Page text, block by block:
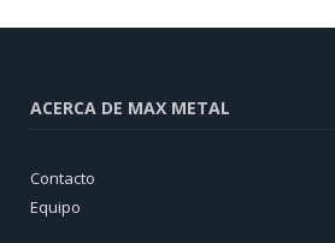
ACERCA DE MAX METAL
Contacto
Equipo